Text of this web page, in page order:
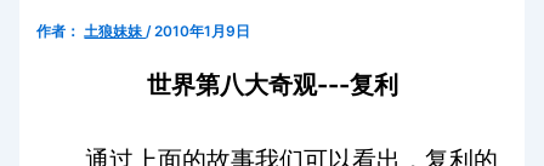
作者： 土狼妹妹/2010年1月9日
世界第八大奇观---复利
通过上面的故事我们可以看出，复利的